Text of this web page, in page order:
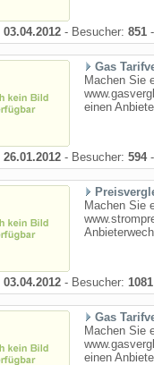
03.04.2012 - Besucher: 851
Gas
Machen Sie
einen
26.01.2012 - Besucher: 594-
Machen Sie
03.04.2012 - Besucher: 1081
Gas
Machen Sie
einen